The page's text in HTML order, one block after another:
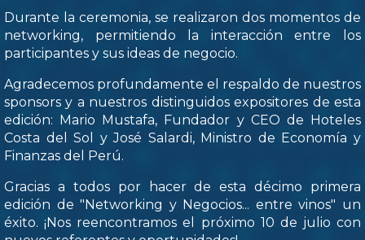
Durante la ceremonia, se realizaron dos momentos de
networking, permitiendo la interacción entre los
participantes y sus ideas de negocio.
Agradecemos profundamente el respaldo de nuestros
sponsors y a nuestros distinguidos expositores de esta
edición: Mario Mustafa, Fundador y CEO de Hoteles
Costa del Sol y José Salardi, Ministro de Economía y
Finanzas del Perú.
Gracias a todos por hacer de esta décimo primera
edición de "Networking y Negocios... entre vinos" un
éxito. ¡Nos reencontramos el próximo 10 de julio con